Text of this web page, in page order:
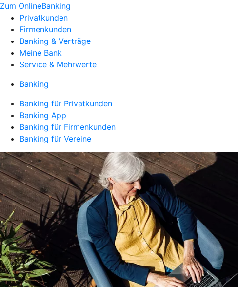
Zum OnlineBanking
Privatkunden
Firmenkunden
Banking & Verträge
Meine Bank
Service & Mehrwerte
Banking
Banking für Privatkunden
Banking App
Banking für Firmenkunden
Banking für Vereine